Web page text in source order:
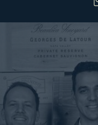
Vogel
Vins